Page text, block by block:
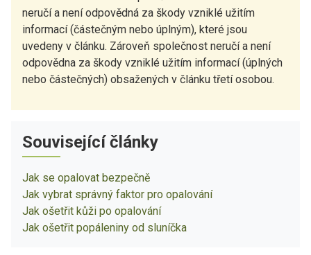
neručí a není odpovědná za škody vzniklé užitím
informací (částečným nebo úplným), které jsou
uvedeny v článku. Zároveň společnost neručí a není
odpovědna za škody vzniklé užitím informací (úplných
nebo částečných) obsažených v článku třetí osobou.
Související články
Jak se opalovat bezpečně
Jak vybrat správný faktor pro opalování
Jak ošetřit kůži po opalování
Jak ošetřit popáleniny od sluníčka